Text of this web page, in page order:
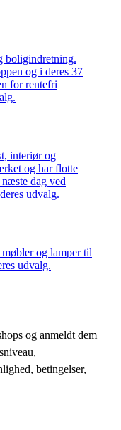
boligindretning.
og i deres 37
for rentefri
interiør og
og har flotte
dag ved
udvalg.
og lamper til
udvalg.
og anmeldt dem
betingelser,